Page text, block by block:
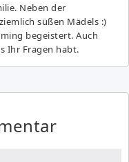
Neben der
süßen Mädels :)
begeistert. Auch
Ihr Fragen habt.